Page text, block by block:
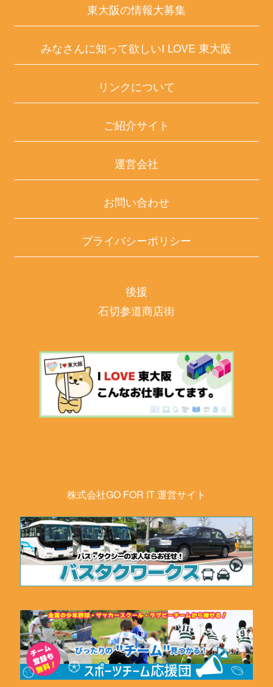
東大阪の情報大募集
みなさんに知って欲しいI LOVE 東大阪
リンクについて
ご紹介サイト
運営会社
お問い合わせ
プライバシーポリシー
後援
石切参道商店街
株式会社GO FOR IT 運営サイト